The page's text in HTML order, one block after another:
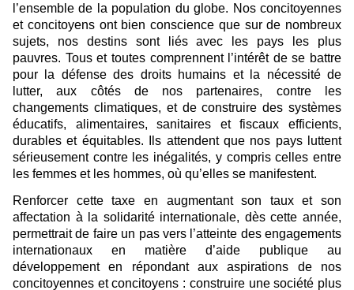
l’ensemble de la population du globe. Nos concitoyennes
et concitoyens ont bien conscience que sur de nombreux
sujets, nos destins sont liés avec les pays les plus
pauvres. Tous et toutes comprennent l’intérêt de se battre
pour la défense des droits humains et la nécessité de
lutter, aux côtés de nos partenaires, contre les
changements climatiques, et de construire des systèmes
éducatifs, alimentaires, sanitaires et fiscaux efficients,
durables et équitables. Ils attendent que nos pays luttent
sérieusement contre les inégalités, y compris celles entre
les femmes et les hommes, où qu’elles se manifestent.
Renforcer cette taxe en augmentant son taux et son
affectation à la solidarité internationale, dès cette année,
permettrait de faire un pas vers l’atteinte des engagements
internationaux en matière d’aide publique au
développement en répondant aux aspirations de nos
concitoyennes et concitoyens : construire une société plus